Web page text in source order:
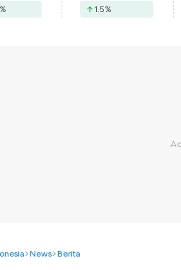
% 1.5%
News Berita